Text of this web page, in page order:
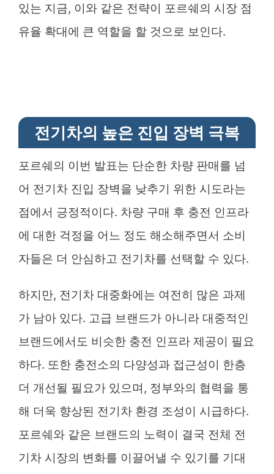
있는 지금, 이와 같은 전략이 포르쉐의 시장 점
유율 확대에 큰 역할을 할 것으로 보인다.
전기차의 높은 진입 장벽 극복
포르쉐의 이번 발표는 단순한 차량 판매를 넘
어 전기차 진입 장벽을 낮추기 위한 시도라는
점에서 긍정적이다. 차량 구매 후 충전 인프라
에 대한 걱정을 어느 정도 해소해주면서 소비
자들은 더 안심하고 전기차를 선택할 수 있다.
하지만, 전기차 대중화에는 여전히 많은 과제
가 남아 있다. 고급 브랜드가 아니라 대중적인
브랜드에서도 비슷한 충전 인프라 제공이 필요
하다. 또한 충전소의 다양성과 접근성이 한층
더 개선될 필요가 있으며, 정부와의 협력을 통
해 더욱 향상된 전기차 환경 조성이 시급하다.
포르쉐와 같은 브랜드의 노력이 결국 전체 전
기차 시장의 변화를 이끌어낼 수 있기를 기대